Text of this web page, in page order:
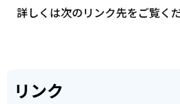
詳しくは次のリンク先をご覧くだ
リンク